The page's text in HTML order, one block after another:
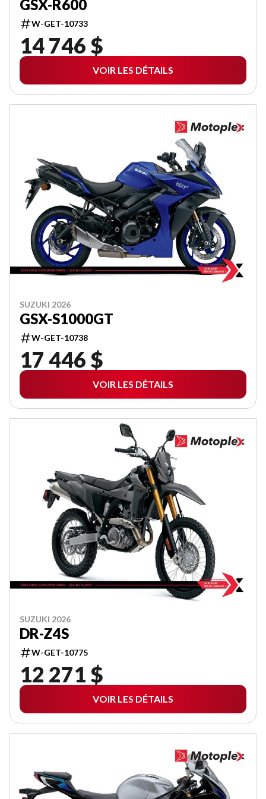
GSX-R600
W-GET-10733
14 746 $
VOIR LES DÉTAILS
SUZUKI 2026
GSX-S1000GT
W-GET-10738
17 446 $
VOIR LES DÉTAILS
SUZUKI 2026
DR-Z4S
W-GET-10775
12 271 $
VOIR LES DÉTAILS